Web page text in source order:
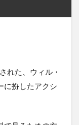
れた、ウィル・
に扮したアクシ